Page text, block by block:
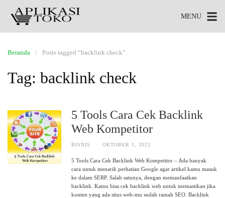
MENU
Beranda Posts tagged “backlink check”
Tag: backlink check
5 Tools Cara Cek Backlink
Web Kompetitor
BISNIS · OKTOBER 1, 2022
5 Tools Cara Cek Backlink Web Kompetitor – Ada banyak
cara untuk menarik perhatian Google agar artikel kamu masuk
ke dalam SERP. Salah satunya, dengan memanfaatkan
backlink. Kamu bisa cek backlink web untuk memastikan jika
konten yang ada situs web-mu sudah ramah SEO. Backlink